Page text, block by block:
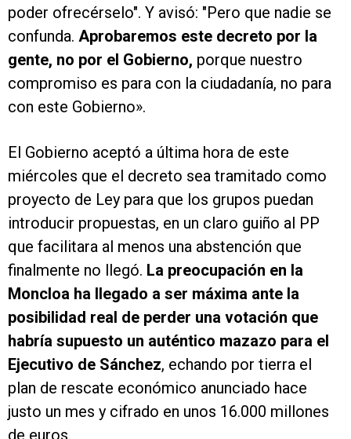
poder ofrecérselo". Y avisó: "Pero que nadie se
confunda. Aprobaremos este decreto por la
gente, no por el Gobierno, porque nuestro
compromiso es para con la ciudadanía, no para
con este Gobierno».
El Gobierno aceptó a última hora de este
miércoles que el decreto sea tramitado como
proyecto de Ley para que los grupos puedan
introducir propuestas, en un claro guiño al PP
que facilitara al menos una abstención que
finalmente no llegó. La preocupación en la
Moncloa ha llegado a ser máxima ante la
posibilidad real de perder una votación que
habría supuesto un auténtico mazazo para el
Ejecutivo de Sánchez, echando por tierra el
plan de rescate económico anunciado hace
justo un mes y cifrado en unos 16.000 millones
de euros.